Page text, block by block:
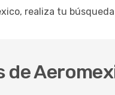
realiza tu